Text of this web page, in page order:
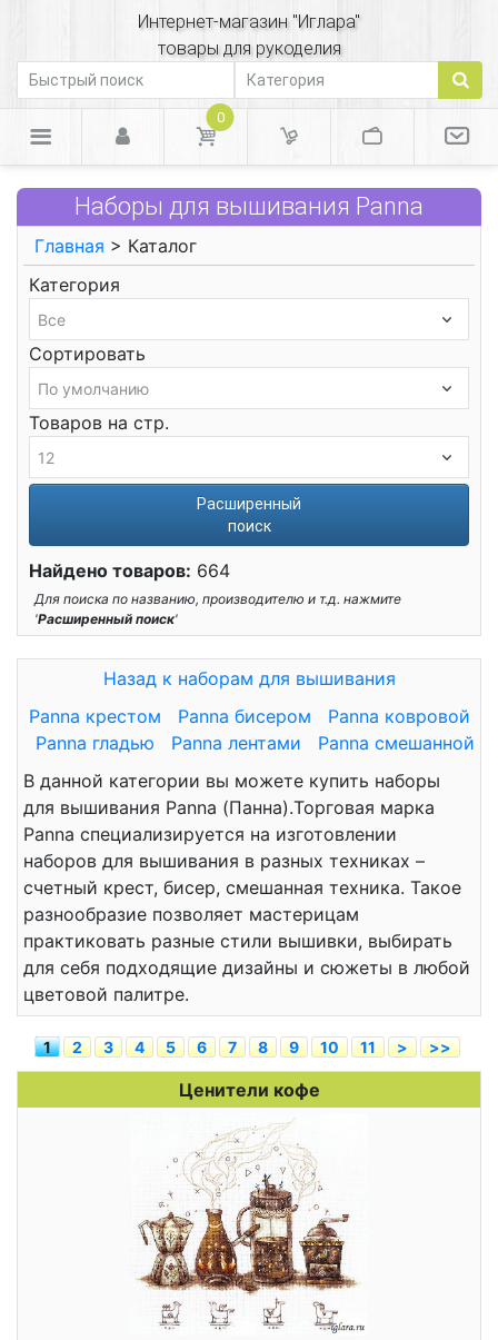
Интернет-магазин "Иглара"
товары для рукоделия
0
Наборы для вышивания Panna
Главная > Каталог
Категория
Сортировать
Товаров на стр.
Расширенный
поиск
Найдено товаров: 664
Для поиска по названию, производителю и т.д. нажмите
'Расширенный поиск'
Назад к наборам для вышивания
Panna крестом
Panna бисером
Panna ковровой
Panna гладью
Panna лентами
Panna смешанной
В данной категории вы можете купить наборы
для вышивания Panna (Панна).Торговая марка
Panna специализируется на изготовлении
наборов для вышивания в разных техниках –
счетный крест, бисер, смешанная техника. Такое
разнообразие позволяет мастерицам
практиковать разные стили вышивки, выбирать
для себя подходящие дизайны и сюжеты в любой
цветовой палитре.
1 2 3 4 5 6 7 8 9 10 11 > >>
Ценители кофе